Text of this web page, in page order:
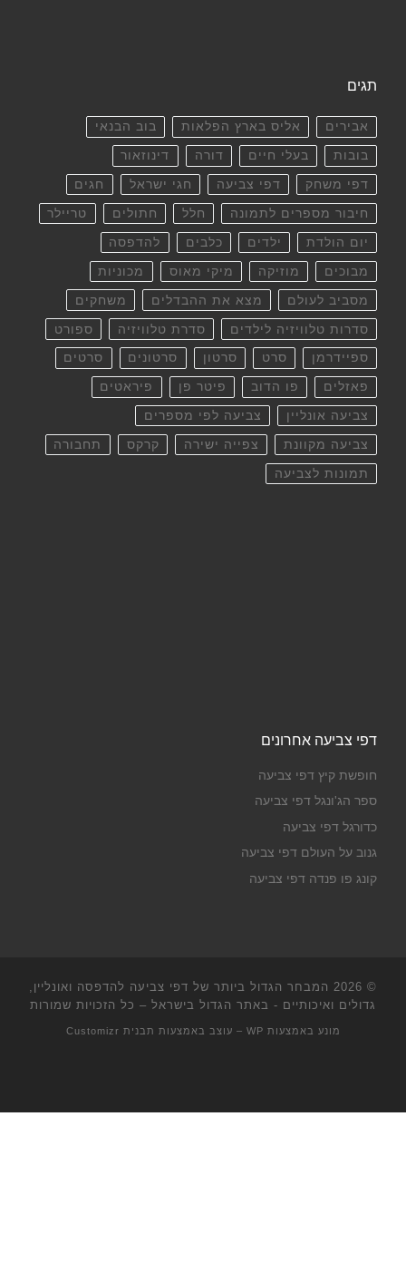
תגים
אבירים אליס בארץ הפלאות בוב הבנאי
בובות בעלי חיים דורה דינוזאור
דפי משחק דפי צביעה חגי ישראל חגים
חיבור מספרים לתמונה חלל חתולים טריילר
יום הולדת ילדים כלבים להדפסה
מבוכים מוזיקה מיקי מאוס מכוניות
מסביב לעולם מצא את ההבדלים משחקים
סדרות טלוויזיה לילדים סדרת טלוויזיה ספורט
ספיידרמן סרט סרטון סרטונים סרטים
פאזלים פו הדוב פיטר פן פיראטים
צביעה אונליין צביעה לפי מספרים
צביעה מקוונת צפייה ישירה קרקס תחבורה
תמונות לצביעה
דפי צביעה אחרונים
חופשת קיץ דפי צביעה
ספר הג'ונגל דפי צביעה
כדורגל דפי צביעה
גנוב על העולם דפי צביעה
קונג פו פנדה דפי צביעה
© 2026
המבחר הגדול ביותר של דפי צביעה להדפסה ואונליין,
גדולים ואיכותיים - באתר הגדול בישראל – כל הזכויות שמורות
מונע באמצעות WP – עוצב באמצעות תבנית Customizr